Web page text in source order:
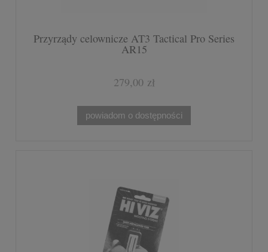
Przyrządy celownicze AT3 Tactical Pro Series
AR15
279,00 zł
powiadom o dostępności